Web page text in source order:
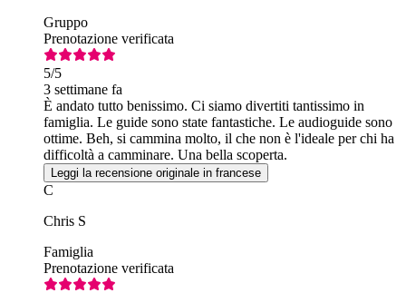
Gruppo
Prenotazione verificata
5/5
3 settimane fa
È andato tutto benissimo. Ci siamo divertiti tantissimo in
famiglia. Le guide sono state fantastiche. Le audioguide sono
ottime. Beh, si cammina molto, il che non è l'ideale per chi ha
difficoltà a camminare. Una bella scoperta.
Leggi la recensione originale in francese
C
Chris S
Famiglia
Prenotazione verificata